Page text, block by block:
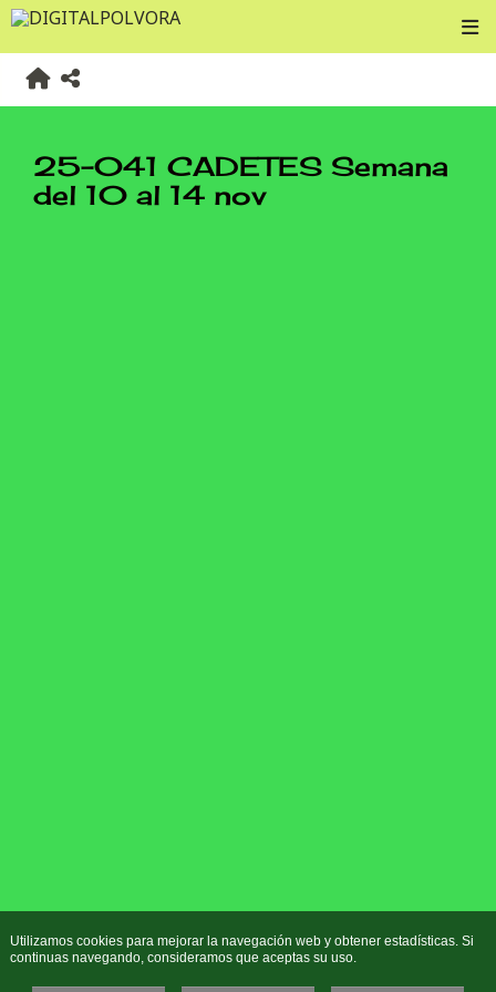
25-041 CADETES Semana
del 10 al 14 nov
Utilizamos cookies para mejorar la navegación web y obtener estadísticas. Si
continuas navegando, consideramos que aceptas su uso.